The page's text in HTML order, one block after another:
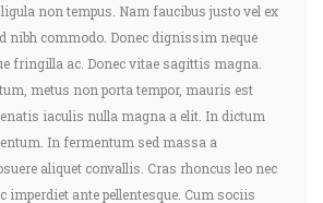
non tempus. Nam faucibus justo vel ex
nibh commodo. Donec dignissim neque
fringilla ac. Donec vitae sagittis magna.
metus non porta tempor, mauris est
iaculis nulla magna a elit. In dictum
In fermentum sed massa a
aliquet convallis. Cras rhoncus leo nec
imperdiet ante pellentesque. Cum sociis